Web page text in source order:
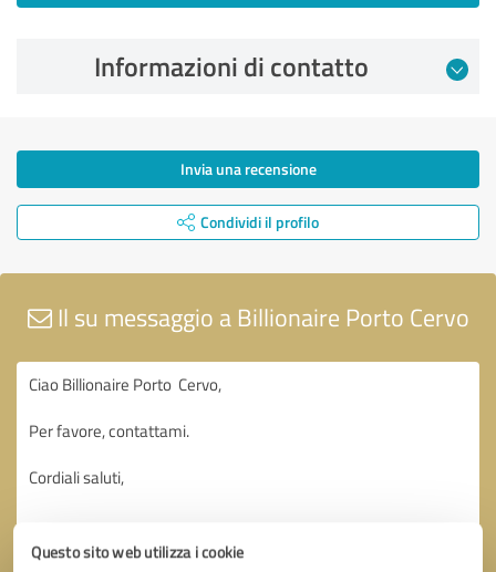
Questo sito web utilizza i cookie
Informazioni di contatto
Invia una recensione
Condividi il profilo
Il su messaggio a Billionaire Porto Cervo